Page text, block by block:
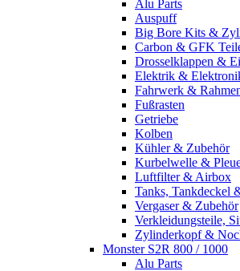
Alu Parts
Auspuff
Big Bore Kits &
Carbon & GFK
Drosselklappen &
Elektrik &
Fahrwerk &
Fußrasten
Getriebe
Kolben
Kühler & Zubehör
Kurbelwelle &
Luftfilter & Airbox
Tanks, Tankdeckel
Vergaser & Zubehör
Verkleidungsteile,
Zylinderkopf &
Monster S2R 800 / 1000
Alu Parts